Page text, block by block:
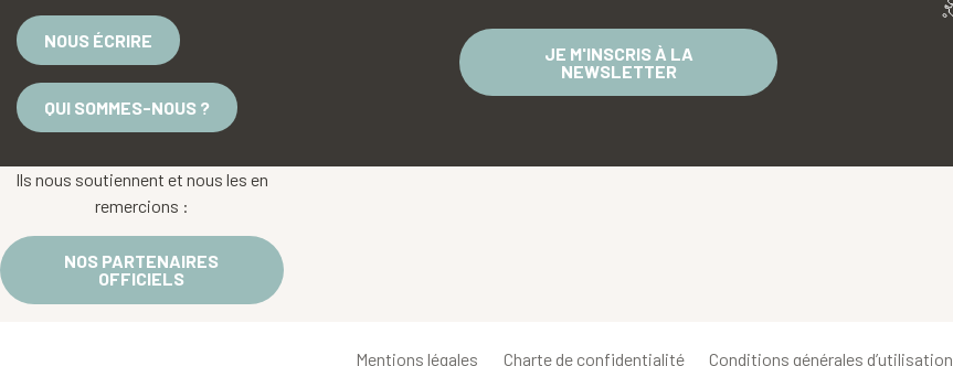
NOUS ÉCRIRE
QUI SOMMES-NOUS ?
JE M'INSCRIS À LA
NEWSLETTER
Ils nous soutiennent et nous les en
remercions :
NOS PARTENAIRES
OFFICIELS
Mentions légales Charte de confidentialité Conditions générales d’utilisation